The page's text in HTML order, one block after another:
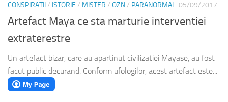
CONSPIRATII/ ISTORIE / MISTER / OZN/ PARANORMAL 05/09/2017
Artefact Maya ce sta marturie interventiei
extraterestre
Un artefact bizar, care au apartinut civilizatiei Mayase, au fost
facut public decurand. Conform ufologilor, acest artefact este...